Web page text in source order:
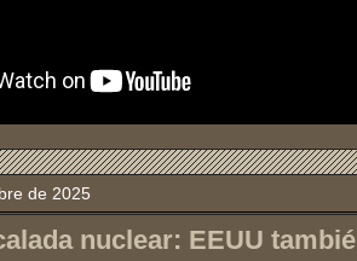
de 2025
nuclear: EEUU